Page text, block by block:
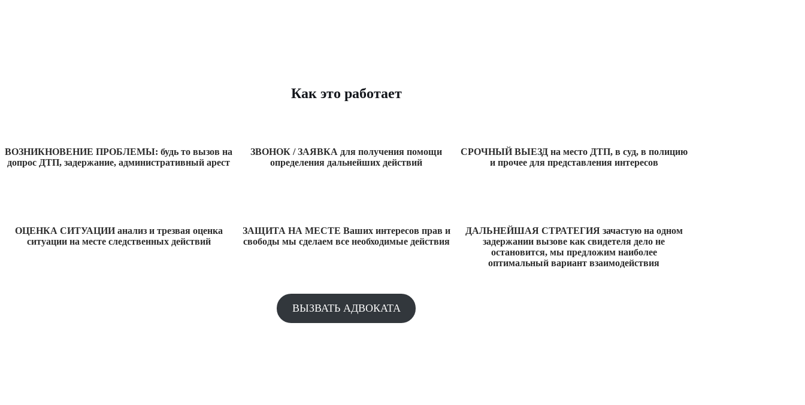
Как это работает
ВОЗНИКНОВЕНИЕ ПРОБЛЕМЫ: будь то вызов на
допрос ДТП, задержание, административный арест
ЗВОНОК / ЗАЯВКА для получения помощи
определения дальнейших действий
СРОЧНЫЙ ВЫЕЗД на место ДТП, в суд, в полицию
и прочее для представления интересов
ОЦЕНКА СИТУАЦИИ анализ и трезвая оценка
ситуации на месте следственных действий
ЗАЩИТА НА МЕСТЕ Ваших интересов прав и
свободы мы сделаем все необходимые действия
ДАЛЬНЕЙШАЯ СТРАТЕГИЯ зачастую на одном
задержании вызове как свидетеля дело не
остановится, мы предложим наиболее
оптимальный вариант взаимодействия
ВЫЗВАТЬ АДВОКАТА